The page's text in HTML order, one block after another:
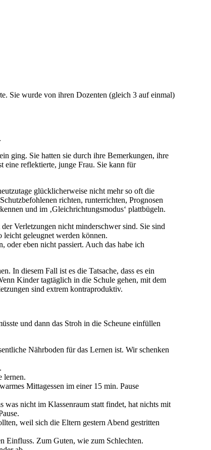
Sie wurde von ihren Dozenten (gleich 3 auf einmal)
ging. Sie hatten sie durch ihre Bemerkungen, ihre
eine reflektierte, junge Frau. Sie kann für
glücklicherweise nicht mehr so oft die
richten, runterrichten, Prognosen
und im ‚Gleichrichtungsmodus‘ plattbügeln.
Verletzungen nicht minderschwer sind. Sie sind
geleugnet werden können.
oder eben nicht passiert. Auch das habe ich
In diesem Fall ist es die Tatsache, dass es ein
Kinder tagtäglich in die Schule gehen, mit dem
sind extrem kontraproduktiv.
und dann das Stroh in die Scheune einfüllen
Nährboden für das Lernen ist. Wir schenken
lernen.
Mittagessen im einer 15 min. Pause
was nicht im Klassenraum statt findet, hat nichts mit
weil sich die Eltern gestern Abend gestritten
Einfluss. Zum Guten, wie zum Schlechten.